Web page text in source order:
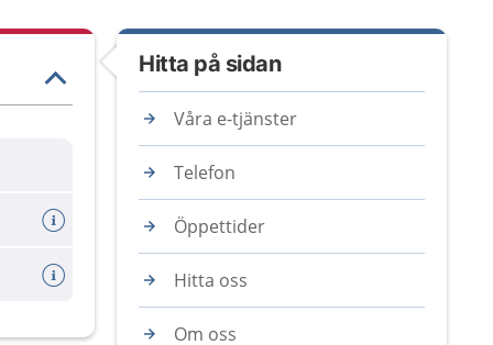
Hitta på sidan
Våra e-tjänster
Telefon
Öppettider
Hitta oss
Om oss